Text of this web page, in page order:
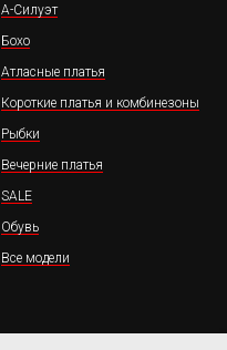
А-Силуэт
Бохо
Атласные платья
Короткие платья и комбинезоны
Рыбки
Вечерние платья
SALE
Обувь
Все модели